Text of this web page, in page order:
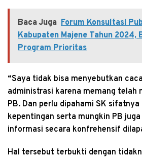
Baca Juga Forum Konsultasi
Kabupaten Majene Tahun 2024,
Program Prioritas
“Saya tidak bisa menyebutkan
administrasi karena memang telah
PB. Dan perlu dipahami SK
kepentingan serta mungkin PB
informasi secara konfrehensif
Hal tersebut terbukti dengan